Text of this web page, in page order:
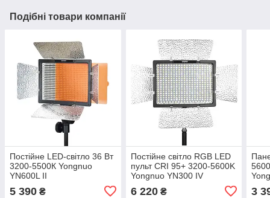
Подібні товари компанії
Постійне LED-світло 36 Вт
3200-5500К Yongnuo
YN600L II
5 390 ₴
Постійне світло RGB LED
пульт CRI 95+ 3200-5600K
Yongnuo YN300 IV
6 220₴ 3